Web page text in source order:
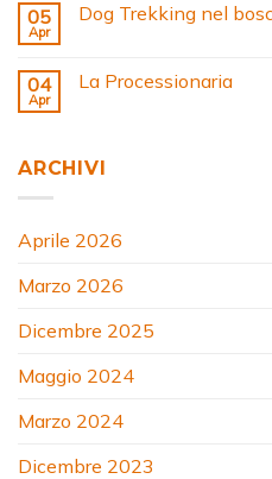
05
Apr
Dog Trekking nel
04
Apr
La Processionaria
ARCHIVI
Aprile 2026
Marzo 2026
Dicembre 2025
Maggio 2024
Marzo 2024
Dicembre 2023